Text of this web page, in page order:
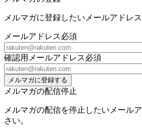
メルマガに登録したいメールアドレ
メールアドレス必須
確認用メールアドレス必須
メルマガに登録する
メルマガの配信停止
メルマガの配信を停止したいメール
さい。